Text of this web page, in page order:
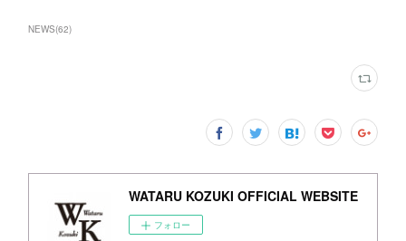
NEWS(62)
WATARU KOZUKI OFFICIAL WEBSITE
フォロー